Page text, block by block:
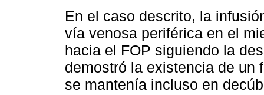
En el caso descrito, la
vía venosa periférica en el
hacia el FOP siguiendo la
demostró la existencia de un
se mantenía incluso en